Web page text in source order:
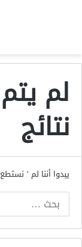
لم
نتائج
يبدوا أننا لم ’